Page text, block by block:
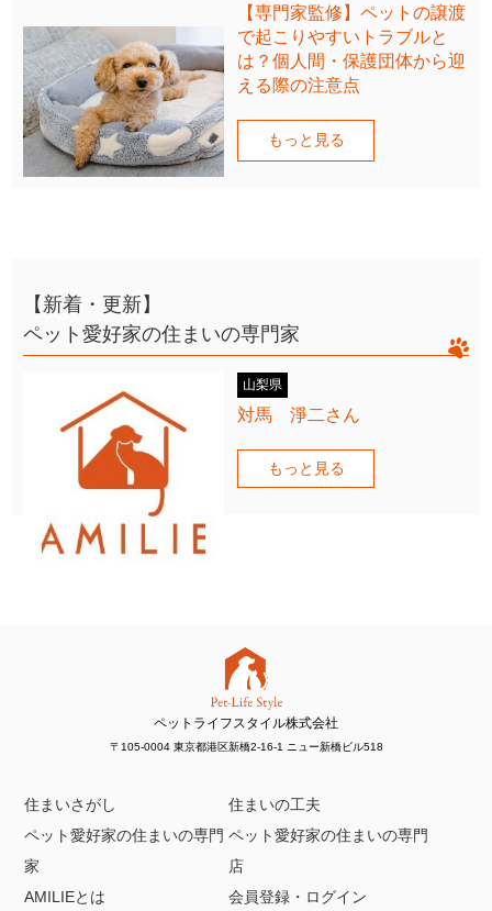
【専門家監修】ペットの譲渡
で起こりやすいトラブルと
は？個人間・保護団体から迎
える際の注意点
もっと見る
【新着・更新】
ペット愛好家の住まいの専門家
山梨県
対馬 淨二さん
もっと見る
ペットライフスタイル株式会社
〒105-0004 東京都港区新橋2-16-1 ニュー新橋ビル518
住まいさがし
住まいの工夫
ペット愛好家の住まいの専門
家
ペット愛好家の住まいの専門
店
AMILIEとは
会員登録・ログイン